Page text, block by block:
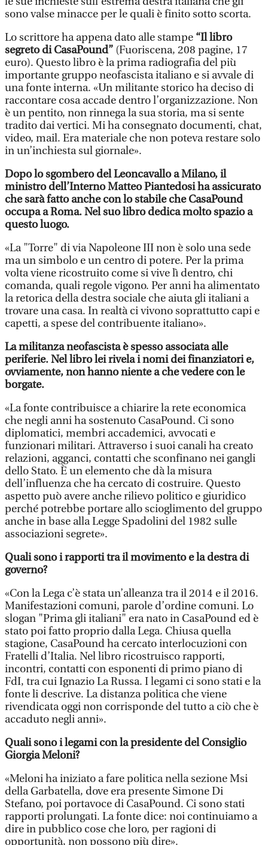
sono valse minacce per le quali è finito sotto scorta.
Lo scrittore ha appena dato alle stampe “Il libro
segreto di CasaPound” (Fuoriscena, 208 pagine, 17
euro). Questo libro è la prima radiografia del più
importante gruppo neofascista italiano e si avvale di
una fonte interna. «Un militante storico ha deciso di
raccontare cosa accade dentro l’organizzazione. Non
è un pentito, non rinnega la sua storia, ma si sente
tradito dai vertici. Mi ha consegnato documenti, chat,
video, mail. Era materiale che non poteva restare solo
in un’inchiesta sul giornale».
Dopo lo sgombero del Leoncavallo a Milano, il
ministro dell’Interno Matteo Piantedosi ha assicurato
che sarà fatto anche con lo stabile che CasaPound
occupa a Roma. Nel suo libro dedica molto spazio a
questo luogo.
«La "Torre" di via Napoleone III non è solo una sede
ma un simbolo e un centro di potere. Per la prima
volta viene ricostruito come si vive lì dentro, chi
comanda, quali regole vigono. Per anni ha alimentato
la retorica della destra sociale che aiuta gli italiani a
trovare una casa. In realtà ci vivono soprattutto capi e
capetti, a spese del contribuente italiano».
La militanza neofascista è spesso associata alle
periferie. Nel libro lei rivela i nomi dei finanziatori e,
ovviamente, non hanno niente a che vedere con le
borgate.
«La fonte contribuisce a chiarire la rete economica
che negli anni ha sostenuto CasaPound. Ci sono
diplomatici, membri accademici, avvocati e
funzionari militari. Attraverso i suoi canali ha creato
relazioni, agganci, contatti che sconfinano nei gangli
dello Stato. È un elemento che dà la misura
dell’influenza che ha cercato di costruire. Questo
aspetto può avere anche rilievo politico e giuridico
perché potrebbe portare allo scioglimento del gruppo
anche in base alla Legge Spadolini del 1982 sulle
associazioni segrete».
Quali sono i rapporti tra il movimento e la destra di
governo?
«Con la Lega c’è stata un’alleanza tra il 2014 e il 2016.
Manifestazioni comuni, parole d’ordine comuni. Lo
slogan "Prima gli italiani" era nato in CasaPound ed è
stato poi fatto proprio dalla Lega. Chiusa quella
stagione, CasaPound ha cercato interlocuzioni con
Fratelli d’Italia. Nel libro ricostruisco rapporti,
incontri, contatti con esponenti di primo piano di
FdI, tra cui Ignazio La Russa. I legami ci sono stati e la
fonte li descrive. La distanza politica che viene
rivendicata oggi non corrisponde del tutto a ciò che è
accaduto negli anni».
Quali sono i legami con la presidente del Consiglio
Giorgia Meloni?
«Meloni ha iniziato a fare politica nella sezione Msi
della Garbatella, dove era presente Simone Di
Stefano, poi portavoce di CasaPound. Ci sono stati
rapporti prolungati. La fonte dice: noi continuiamo a
dire in pubblico cose che loro, per ragioni di
opportunità, non possono più dire».